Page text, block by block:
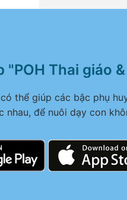
"POH Thai giáo
thể giúp các bậc phụ
nhau, để nuôi dạy con